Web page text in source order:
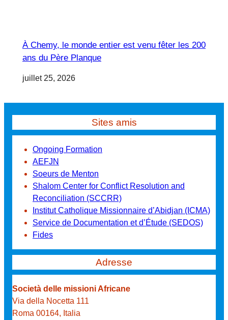
À Chemy, le monde entier est venu fêter les 200
ans du Père Planque
juillet 25, 2026
Sites amis
Ongoing Formation
AEFJN
Soeurs de Menton
Shalom Center for Conflict Resolution and
Reconciliation (SCCRR)
Institut Catholique Missionnaire d’Abidjan (ICMA)
Service de Documentation et d’Étude (SEDOS)
Fides
Adresse
Società delle missioni Africane
Via della Nocetta 111
Roma 00164, Italia